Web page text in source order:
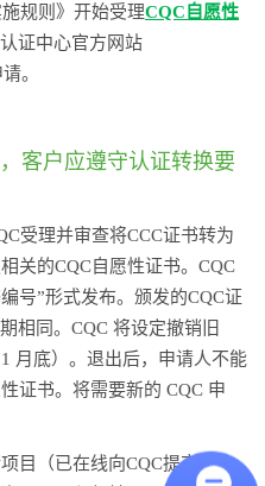
规则》开始受理CQC自愿性
证中心官方网站
。
客户应遵守认证转换要
受理并审查将CCC证书转为
关的CQC自愿性证书。CQC
号”形式发布。颁发的CQC证
相同。CQC 将设定撤销旧
月底）。退出后，申请人不能
证书。将需要新的 CQC 申
目（已在线向CQC提交申